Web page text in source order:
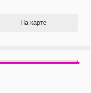
На карте